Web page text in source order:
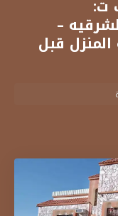
ت:
الشرقيه –
قبل